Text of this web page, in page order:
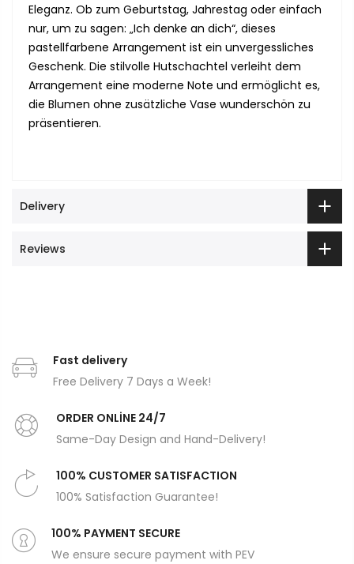
Eleganz. Ob zum Geburtstag, Jahrestag oder einfach
nur, um zu sagen: „Ich denke an dich“, dieses
pastellfarbene Arrangement ist ein unvergessliches
Geschenk. Die stilvolle Hutschachtel verleiht dem
Arrangement eine moderne Note und ermöglicht es,
die Blumen ohne zusätzliche Vase wunderschön zu
präsentieren.
Delivery
Reviews
Fast delivery
Free Delivery 7 Days a Week!
ORDER ONLİNE 24/7
Same-Day Design and Hand-Delivery!
100% CUSTOMER SATISFACTION
100% Satisfaction Guarantee!
100% PAYMENT SECURE
We ensure secure payment with PEV